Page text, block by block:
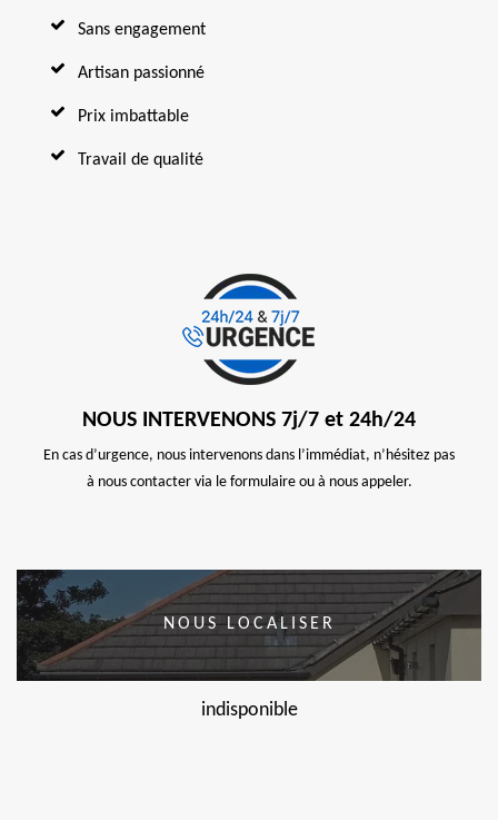
Sans engagement
Artisan passionné
Prix imbattable
Travail de qualité
NOUS INTERVENONS 7j/7 et 24h/24
En cas d’urgence, nous intervenons dans l’immédiat, n’hésitez pas
à nous contacter via le formulaire ou à nous appeler.
NOUS LOCALISER
indisponible